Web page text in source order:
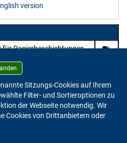
für Papierbeschichtungen
version
Sitzungs-Cookies auf Ihrem
Filter- und Sortieroptionen zu
der Webseite notwendig. Wir
Cookies von Drittanbietern oder